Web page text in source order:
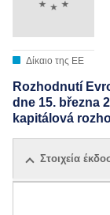
Δίκαιο της ΕΕ
Rozhodnutí
dne 15. března
kapitálová
Στοιχεία